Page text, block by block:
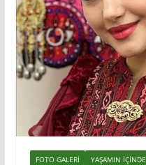
FOTO GALERI YAŞAMIN